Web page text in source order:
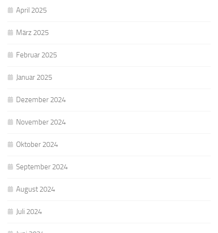
April 2025
März 2025
Februar 2025
Januar 2025
Dezember 2024
November 2024
Oktober 2024
September 2024
August 2024
Juli 2024